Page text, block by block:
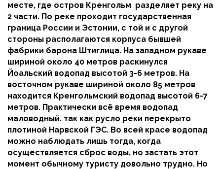
месте, где остров Кренгольм разделяет реку на
2 части. По реке проходит государственная
граница России и Эстонии, с той и с другой
стороны располагаются корпуса бывшей
фабрики барона Штиглица. На западном рукаве
шириной около 40 метров раскинулся
Йоальский водопад высотой 3-6 метров. На
восточном рукаве шириной около 85 метров
находится Кренгольмский водопад высотой 6-7
метров. Практически всё время водопад
маловодный. так как русло реки перекрыто
плотиной Нарвской ГЭС. Во всей красе водопад
можно наблюдать лишь тогда, когда
осуществляется сброс воды, но застать этот
момент обычному туристу довольно трудно. Но